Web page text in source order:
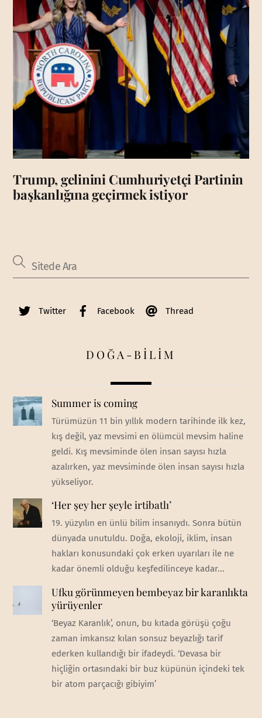
Trump, gelinini Cumhuriyetçi Partinin
başkanlığına geçirmek istiyor
Twitter Facebook Thread
DOĞA-BİLİM
Summer is coming
Türümüzün 11 bin yıllık modern tarihinde ilk kez,
kış değil, yaz mevsimi en ölümcül mevsim haline
geldi. Kış mevsiminde ölen insan sayısı hızla
azalırken, yaz mevsiminde ölen insan sayısı hızla
yükseliyor.
‘Her şey her şeyle irtibatlı’
19. yüzyılın en ünlü bilim insanıydı. Sonra bütün
dünyada unutuldu. Doğa, ekoloji, iklim, insan
hakları konusundaki çok erken uyarıları ile ne
kadar önemli olduğu keşfedilinceye kadar...
Ufku görünmeyen bembeyaz bir karanlıkta
yürüyenler
‘Beyaz Karanlık’, onun, bu kıtada görüşü çoğu
zaman imkansız kılan sonsuz beyazlığı tarif
ederken kullandığı bir ifadeydi. ‘Devasa bir
hiçliğin ortasındaki bir buz küpünün içindeki tek
bir atom parçacığı gibiyim’